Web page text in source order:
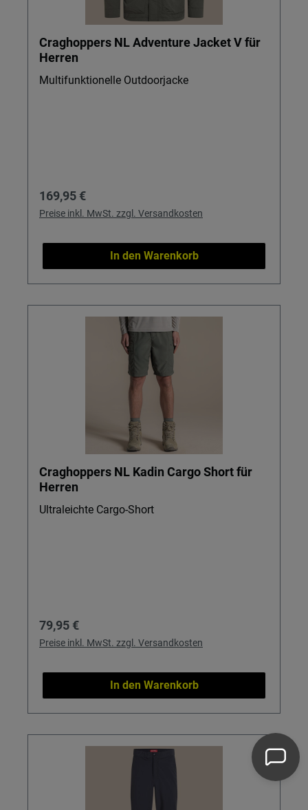
Craghoppers NL Adventure Jacket V für
Herren
Multifunktionelle Outdoorjacke
Regulärer Preis:
169,95 €
Preise inkl. MwSt. zzgl. Versandkosten
In den Warenkorb
Craghoppers NL Kadin Cargo Short für
Herren
Ultraleichte Cargo-Short
Regulärer Preis:
79,95 €
Preise inkl. MwSt. zzgl. Versandkosten
In den Warenkorb